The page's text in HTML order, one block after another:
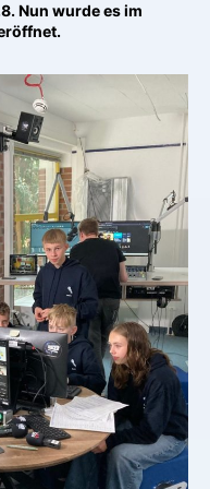
Nun wurde es im